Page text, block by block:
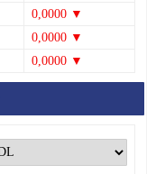
0,0000 ▼
0,0000 ▼
0,0000 ▼